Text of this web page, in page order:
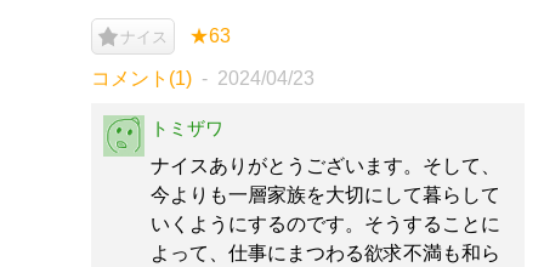
ナイス ★63
コメント(1) 2024/04/23
トミザワ
ナイスありがとうございます。そして、
今よりも一層家族を大切にして暮らして
いくようにするのです。そうすることに
よって、仕事にまつわる欲求不満も和ら